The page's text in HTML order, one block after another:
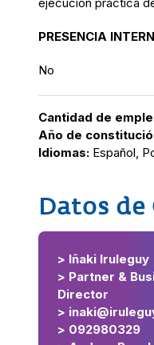
PRESENCIA
No
Cantidad de
Año de
Idiomas: Español,
Datos
> Iñaki Iruleguy
> Partner &
Director
>
> 092980329